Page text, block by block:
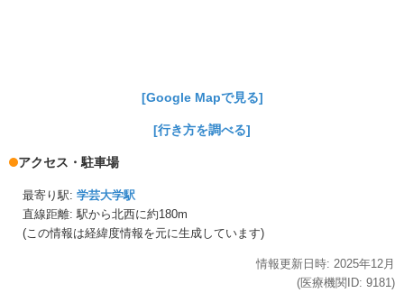
[Google Mapで見る]
[行き方を調べる]
アクセス・駐車場
最寄り駅: 学芸大学駅
直線距離: 駅から北西に約180m
(この情報は経緯度情報を元に生成しています)
情報更新日時: 2025年12月
(医療機関ID: 9181 )